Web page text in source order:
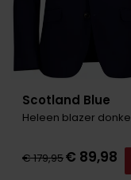
Scotland Blue
€ 179,95€ 89,98